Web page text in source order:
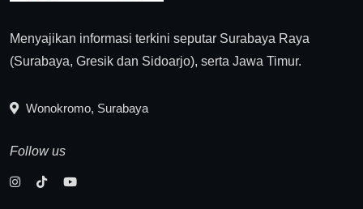
Menyajikan informasi terkini seputar Surabaya Raya
(Surabaya, Gresik dan Sidoarjo), serta Jawa Timur.
Wonokromo, Surabaya
Follow us